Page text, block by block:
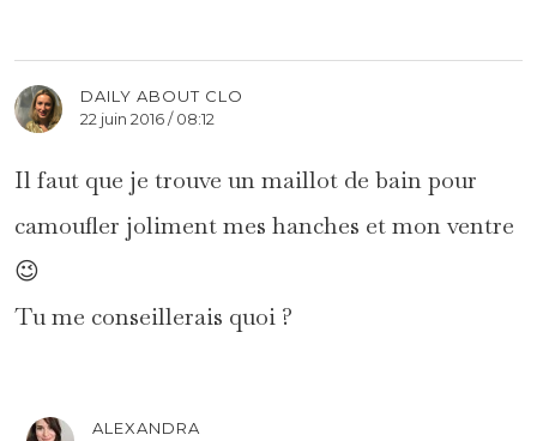
DAILY ABOUT CLO
22 juin 2016 / 08:12
Il faut que je trouve un maillot de bain pour
camoufler joliment mes hanches et mon ventre
😉
Tu me conseillerais quoi ?
ALEXANDRA